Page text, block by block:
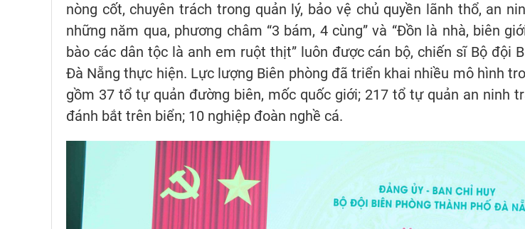
nòng cốt, chuyên trách trong quản lý, bảo vệ chủ quyền lãnh thổ, an
những năm qua, phương châm “3 bám, 4 cùng” và “Đồn là nhà, biên
bào các dân tộc là anh em ruột thịt” luôn được cán bộ, chiến sĩ Bộ đội
Đà Nẵng thực hiện. Lực lượng Biên phòng đã triển khai nhiều mô hình
gồm 37 tổ tự quản đường biên, mốc quốc giới; 217 tổ tự quản an ninh
đánh bắt trên biển; 10 nghiệp đoàn nghề cá.